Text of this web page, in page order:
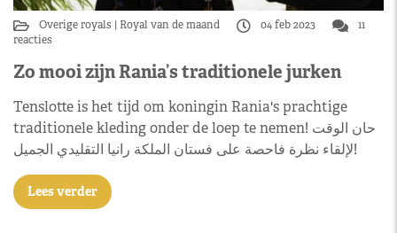
Overige royals Royal van de maand 04 feb 2023
11
reacties
Zo mooi zijn Rania’s traditionele jurken
Tenslotte is het tijd om koningin Rania's prachtige
traditionele kleding onder de loep te nemen! حان الوقت
لإلقاء نظرة فاحصة على فستان الملكة رانيا التقليدي الجميل!
Lees verder